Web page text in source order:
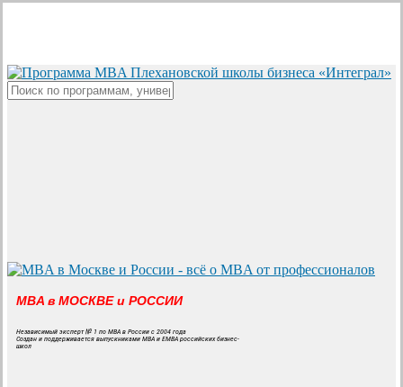
content
MBA в МОСКВЕ и РОССИИ
Независимый эксперт № 1 по MBA в России с 2004 года
Создан и поддерживается выпускниками MBA и EMBA российских бизнес-
школ